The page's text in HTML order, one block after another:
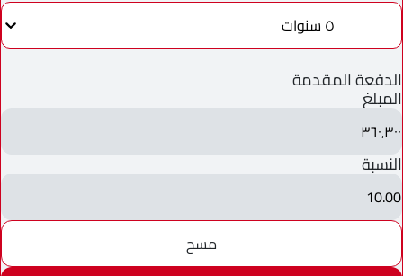
٥ سنوات
الدفعة المقدمة
المبلغ
٣٦٠٬٣٠٠
النسبة
10.00
مسح